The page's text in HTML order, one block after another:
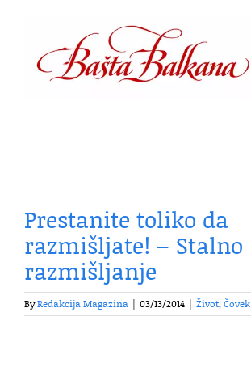
content
Prestanite toliko da
razmišljate! – Stalno
razmišljanje
ByRedakcija Magazina 03/13/2014 Život,Čovek